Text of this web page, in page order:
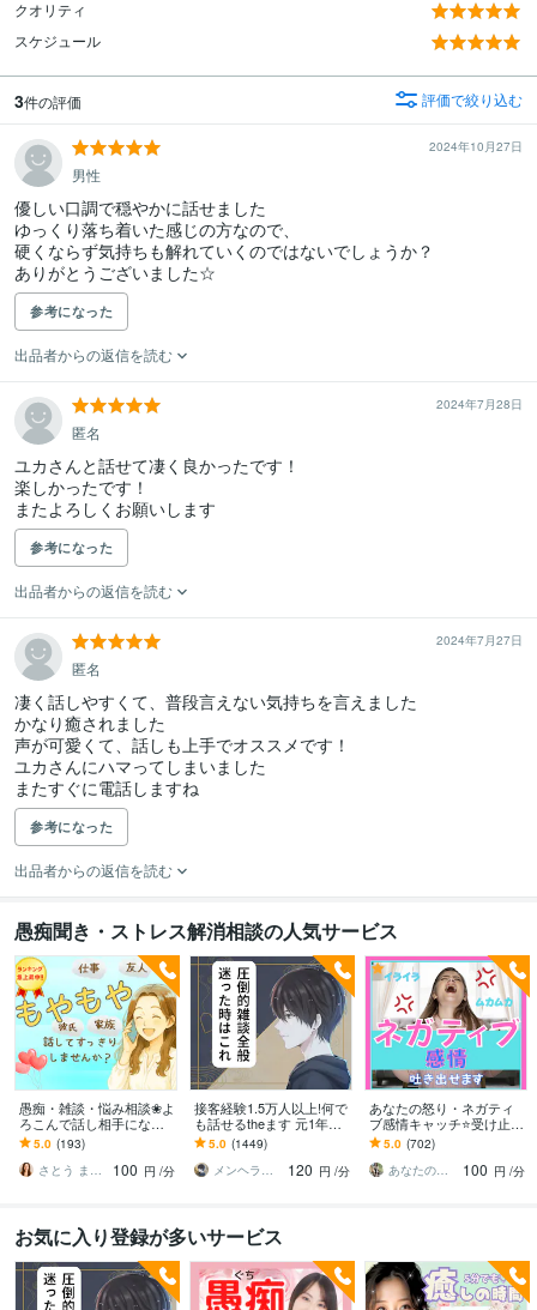
クオリティ
スケジュール
3件の評価 評価で絞り込む
2024年10月27日
男性
優しい口調で穏やかに話せました
ゆっくり落ち着いた感じの方なので、
硬くならず気持ちも解れていくのではないでしょうか？
ありがとうございました☆
参考になった
出品者からの返信を読む
2024年7月28日
匿名
ユカさんと話せて凄く良かったです！
楽しかったです！
またよろしくお願いします
参考になった
出品者からの返信を読む
2024年7月27日
匿名
凄く話しやすくて、普段言えない気持ちを言えました
かなり癒されました
声が可愛くて、話しも上手でオススメです！
ユカさんにハマってしまいました
またすぐに電話しますね
参考になった
出品者からの返信を読む
愚痴聞き・ストレス解消相談の人気サービス
愚痴・雑談・悩み相談❀よ
ろこんで話し相手になり
ます 職場の人間関係・仕
事・夫婦・親子❀どんなお
話もお聴きします❀
5.0 (193)
さとう まり✤悩めるあなたのそばにいます
100 円 /分
接客経験1.5万人以上!何で
も話せるtheます 元1年以
上No.1ホストと気軽に雑
談！もちろん愚痴も歓迎
5.0 (1449)
メンヘラ救世主 えの
120 円 /分
あなたの怒り・ネガティ
ブ感情キャッチ⭐受け止め
ます イライラ❗不満/上司/
愚痴を吐き出せる秘密❤️
の部屋です
5.0 (702)
あなたのサポーター⭐えみ
100 円 /分
お気に入り登録が多いサービス